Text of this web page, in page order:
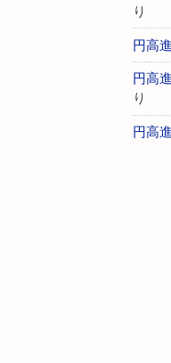
り
円高
円高
り
円高